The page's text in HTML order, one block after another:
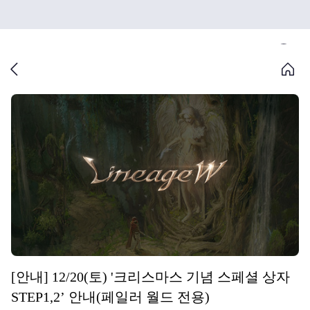
[안내] 12/20(토) '크리스마스 기념 스페셜 상자
STEP1,2’ 안내(페일러 월드 전용)